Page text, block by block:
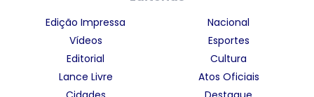
Edição Impressa
Vídeos
Editorial
Lance Livre
Nacional
Esportes
Cultura
Atos Oficiais